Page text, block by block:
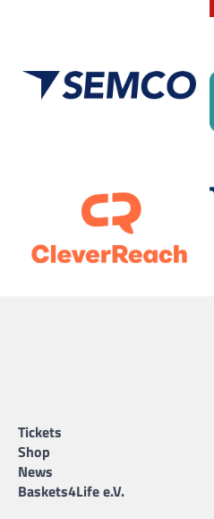
Tickets
Shop
News
Baskets4Life e.V.